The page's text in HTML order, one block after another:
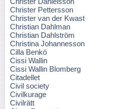
Christer Pettersson
Christer van der Kwast
Christian Dahlman
Christian Dahlström
Christina Johannesson
Cilla Benkö
Cissi Wallin
Cissi Wallin Blomberg
Citadellet
Civil society
Civilkurage
Civilrätt